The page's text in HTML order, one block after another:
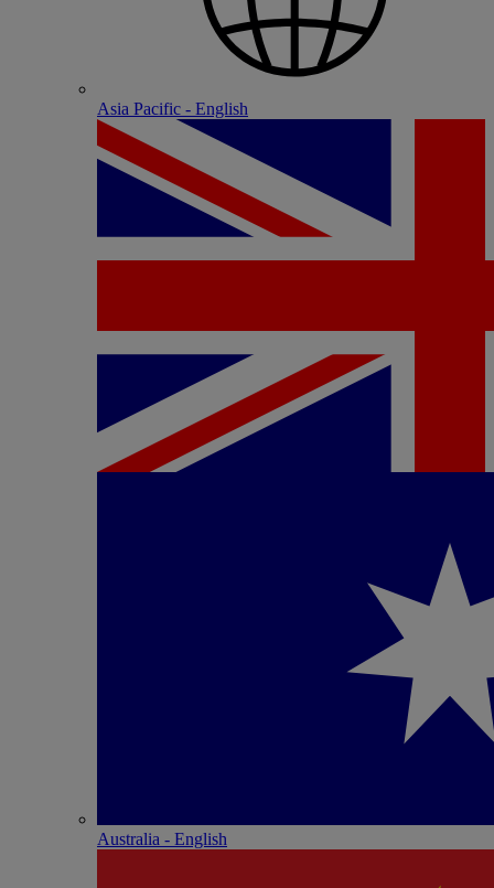
Asia Pacific - English
Australia - English